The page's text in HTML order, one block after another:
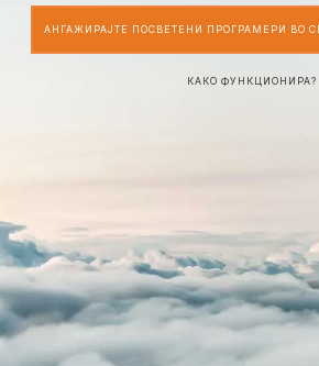
АНГАЖИРАЈТЕ ПОСВЕТЕНИ ПРОГРАМЕРИ ВО
КАКО ФУНКЦИОНИРА?